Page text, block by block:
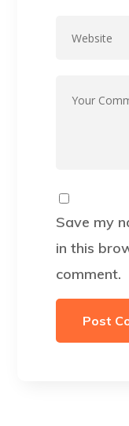
Save my
in this
comment.